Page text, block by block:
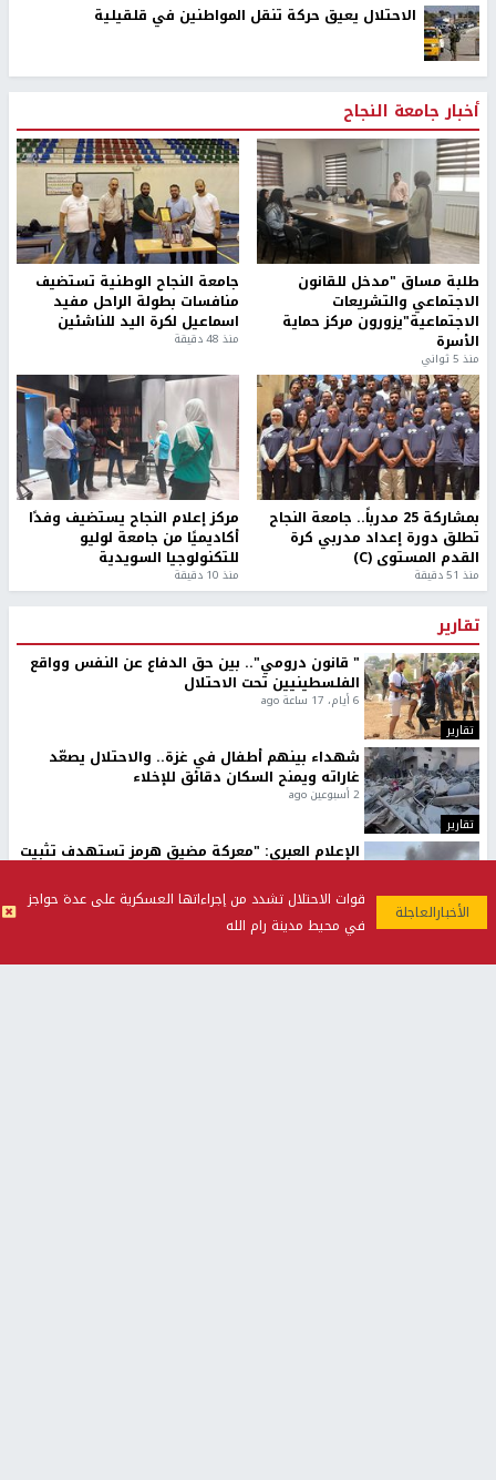
قوات الاحتلال تشدد من إجراءاتها العسكرية على عدة حواجز
في محيط مدينة رام الله
الاحتلال يعيق حركة تنقل المواطنين في قلقيلية
أخبار جامعة النجاح
طلبة مساق "مدخل للقانون
الاجتماعي والتشريعات
الاجتماعية"يزورون مركز حماية
الأسرة
منذ 5 ثواني
جامعة النجاح الوطنية تستضيف
منافسات بطولة الراحل مفيد
اسماعيل لكرة اليد للناشئين
منذ 48 دقيقة
بمشاركة 25 مدرباً.. جامعة النجاح
تطلق دورة إعداد مدربي كرة
القدم المستوى (C)
منذ 51 دقيقة
مركز إعلام النجاح يستضيف وفدًا
أكاديميًا من جامعة لوليو
للتكنولوجيا السويدية
منذ 10 دقيقة
تقارير
تقارير
" قانون درومي".. بين حق الدفاع عن النفس وواقع
الفلسطينيين تحت الاحتلال
6 أيام، 17 ساعة ago
تقارير
شهداء بينهم أطفال في غزة.. والاحتلال يصعّد
غاراته ويمنح السكان دقائق للإخلاء
2 أسبوعين ago
تقارير
الإعلام العبري: "معركة مضيق هرمز تستهدف تثبيت
تصريحات خاصة